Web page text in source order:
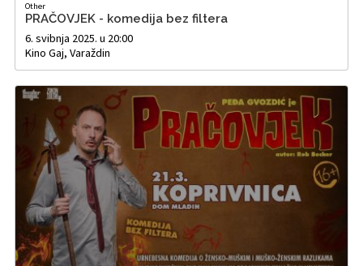
Other
PRAČOVJEK - komedija bez filtera
6. svibnja 2025. u 20:00
Kino Gaj, Varaždin